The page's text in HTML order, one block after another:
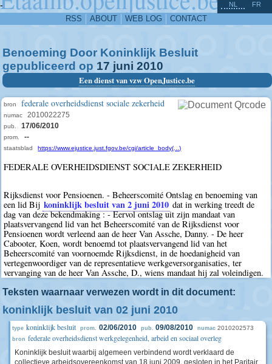
-
RSS ABOUT WEB LOG CONTACT
NL FR
Benoeming Door Koninklijk Besluit
gepubliceerd op 17 juni 2010
Een dienst van vzw OpenJustice.be
bron federale overheidsdienst sociale zekerheid
numac 2010022275
pub. 17/06/2010
prom. --
staatsblad https://www.ejustice.just.fgov.be/cgi/article_body(...)
FEDERALE OVERHEIDSDIENST SOCIALE ZEKERHEID
Rijksdienst voor Pensioenen. - Beheerscomité Ontslag en benoeming van
een lid Bij koninklijk besluit van 2 juni 2010 dat in werking treedt de
dag van deze bekendmaking : - Eervol ontslag uit zijn mandaat van
plaatsvervangend lid van het Beheerscomité van de Rijksdienst voor
Pensioenen wordt verleend aan de heer Van Assche, Danny. - De heer
Cabooter, Koen, wordt benoemd tot plaatsvervangend lid van het
Beheerscomité van voornoemde Rijksdienst, in de hoedanigheid van
vertegenwoordiger van de representatieve werkgeversorganisaties, ter
vervanging van de heer Van Assche, D., wiens mandaat hij zal voleindigen.
Teksten waarnaar verwezen wordt in dit document:
koninklijk besluit van 02 juni 2010
type koninklijk besluit prom. 02/06/2010 pub. 09/08/2010 numac 2010202573
bron federale overheidsdienst werkgelegenheid, arbeid en sociaal overleg
Koninklijk besluit waarbij algemeen verbindend wordt verklaard de
collectieve arbeidsovereenkomst van 18 juni 2009, gesloten in het Paritair
^